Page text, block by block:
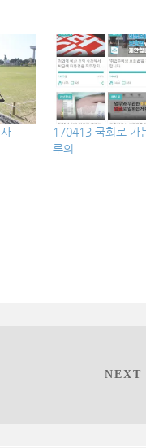
170413 국회로 가
루의
NEXT